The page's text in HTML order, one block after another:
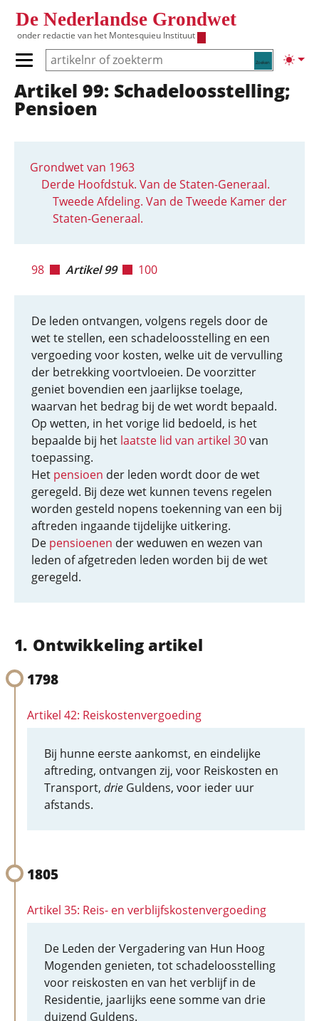
De Nederlandse Grondwet
onder redactie van het Montesquieu Instituut
Zoeken
Primair menu tonen/verbergen
Hoofdnavigatie
Artikel 99: Schadeloosstelling;
Pensioen
Grondwet van 1963
Derde Hoofdstuk. Van de Staten-Generaal.
Tweede Afdeling. Van de Tweede Kamer der
Staten-Generaal.
98 Artikel 99 100
De leden ontvangen, volgens regels door de
wet te stellen, een schadeloosstelling en een
vergoeding voor kosten, welke uit de vervulling
der betrekking voortvloeien. De voorzitter
geniet bovendien een jaarlijkse toelage,
waarvan het bedrag bij de wet wordt bepaald.
Op wetten, in het vorige lid bedoeld, is het
bepaalde bij het laatste lid van artikel 30van
toepassing.
Het pensioen der leden wordt door de wet
geregeld. Bij deze wet kunnen tevens regelen
worden gesteld nopens toekenning van een bij
aftreden ingaande tijdelijke uitkering.
De pensioenen der weduwen en wezen van
leden of afgetreden leden worden bij de wet
geregeld.
Ontwikkeling artikel
1798
Artikel 42: Reiskostenvergoeding
Bij hunne eerste aankomst, en eindelijke
aftreding, ontvangen zij, voor Reiskosten en
Transport, drie Guldens, voor ieder uur
afstands.
1805
Artikel 35: Reis- en verblijfskostenvergoeding
De Leden der Vergadering van Hun Hoog
Mogenden genieten, tot schadeloosstelling
voor reiskosten en van het verblijf in de
Residentie, jaarlijks eene somme van drie
duizend Guldens.